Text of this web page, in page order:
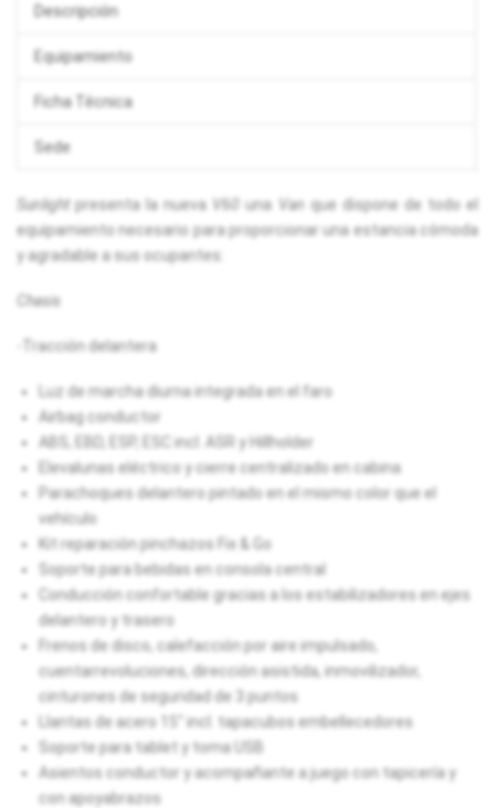
Descripción
Equipamiento
Ficha Técnica
Sede
Sunlight presenta la nueva V60 una Van que dispone de todo el
equipamiento necesario para proporcionar una estancia cómoda
y agradable a sus ocupantes:
Chasis
-Tracción delantera
Luz de marcha diurna integrada en el faro
Airbag conductor
ABS, EBD, ESP, ESC incl. ASR y Hillholder
Elevalunas eléctrico y cierre centralizado en cabina
Parachoques delantero pintado en el mismo color que el
vehículo
Kit reparación pinchazos Fix & Go
Soporte para bebidas en consola central
Conducción confortable gracias a los estabilizadores en ejes
delantero y trasero
Frenos de disco, calefacción por aire impulsado,
cuentarrevoluciones, dirección asistida, inmovilizador,
cinturones de seguridad de 3 puntos
Llantas de acero 15" incl. tapacubos embellecedores
Soporte para tablet y toma USB
Asientos conductor y acompañante a juego con tapicería y
con apoyabrazos